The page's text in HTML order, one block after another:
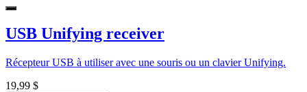
USB Unifying receiver
Récepteur USB à utiliser avec une souris ou un clavier Unifying.
19,99 $